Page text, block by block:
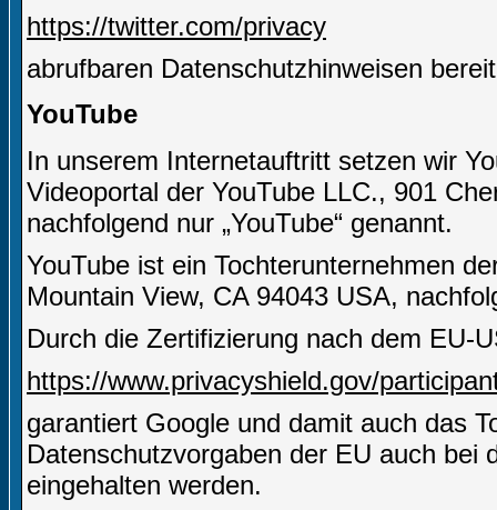
https://twitter.com/privacy
abrufbaren Datenschutzhinweisen
YouTube
In unserem Internetauftritt setzen wir
Videoportal der YouTube LLC., 901
nachfolgend nur „YouTube“ genannt.
YouTube ist ein Tochterunternehmen
Mountain View, CA 94043 USA,
Durch die Zertifizierung nach dem EU-
https://www.privacyshield.gov/
garantiert Google und damit auch das
Datenschutzvorgaben der EU auch bei
eingehalten werden.